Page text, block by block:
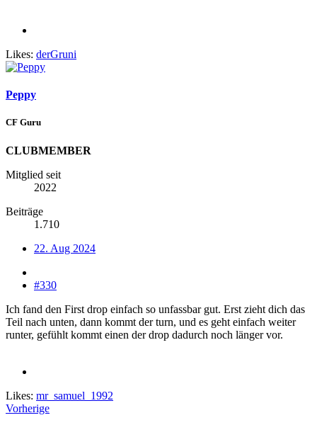
Likes: derGruni
Peppy
CF Guru
CLUBMEMBER
Mitglied seit
2022
Beiträge
1.710
22. Aug 2024
#330
Ich fand den First drop einfach so unfassbar gut. Erst zieht dich das
Teil nach unten, dann kommt der turn, und es geht einfach weiter
runter, gefühlt kommt einen der drop dadurch noch länger vor.
Likes: mr_samuel_1992
Vorherige